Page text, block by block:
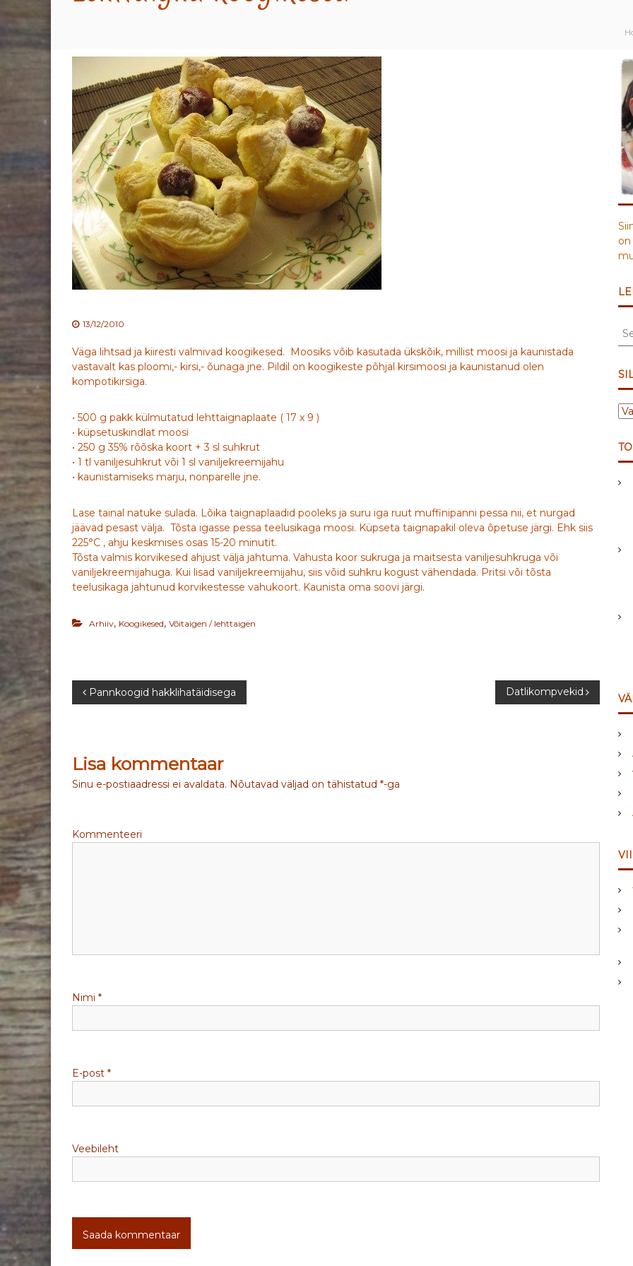
13/12/2010
Väga lihtsad ja kiiresti valmivad koogikesed. Moosiks võib kasutada ükskõik, millist moosi ja kaunistada
vastavalt kas ploomi,- kirsi,- õunaga jne. Pildil on koogikeste põhjal kirsimoosi ja kaunistanud olen
kompotikirsiga.
• 500 g pakk külmutatud lehttaignaplaate ( 17 x 9 )
• küpsetuskindlat moosi
• 250 g 35% rõõska koort + 3 sl suhkrut
• 1 tl vaniljesuhkrut või 1 sl vaniljekreemijahu
• kaunistamiseks marju, nonparelle jne.
Lase tainal natuke sulada. Lõika taignaplaadid pooleks ja suru iga ruut muffinipanni pessa nii, et nurgad
jäävad pesast välja. Tõsta igasse pessa teelusikaga moosi. Küpseta taignapakil oleva õpetuse järgi. Ehk siis
225°C , ahju keskmises osas 15-20 minutit.
Tõsta valmis korvikesed ahjust välja jahtuma. Vahusta koor sukruga ja maitsesta vaniljesuhkruga või
vaniljekreemijahuga. Kui lisad vaniljekreemijahu, siis võid suhkru kogust vähendada. Pritsi või tõsta
teelusikaga jahtunud korvikestesse vahukoort. Kaunista oma soovi järgi.
Arhiiv, Koogikesed, Võitaigen / lehttaigen
N
v
i
i
i
e
Pannkoogid hakklihatäidisega Datlikompvekid
Lisa kommentaar
Sinu e-postiaadressi ei avaldata. Nõutavad väljad on tähistatud *-ga
Kommenteeri
Nimi *
E-post *
Veebileht
S
r
c
h
f
r
:
S
L
D
D